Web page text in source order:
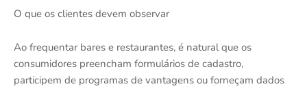
O que os clientes devem observar
Ao frequentar bares e restaurantes, é natural que os
consumidores preencham formulários de cadastro,
participem de programas de vantagens ou forneçam dados